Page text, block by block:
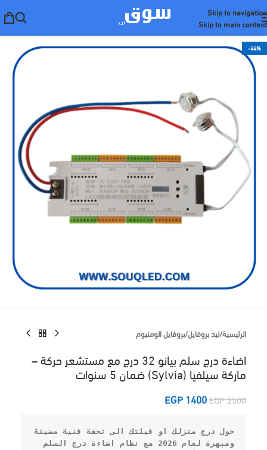
Skip to navigation
Skip to main content
-44%
الرئيسية/ليد بروفايل/بروفايل الومنيوم
اضاءة درج سلم بيانو 32 درج مع مستشعر حركة –
ماركة سيلفيا (Sylvia) ضمان 5 سنوات
EGP2500
EGP1400
ومبهرة لعام 2026 مع نظام